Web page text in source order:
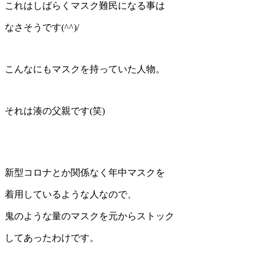
これはしばらくマスク難民になる事は
なさそうです(^^)/
こんなにもマスクを持っていた人物。
それは湊の父親です(笑)
新型コロナとか関係なく年中マスクを
着用しているような人なので、
鬼のような量のマスクを元からストック
してあったわけです。